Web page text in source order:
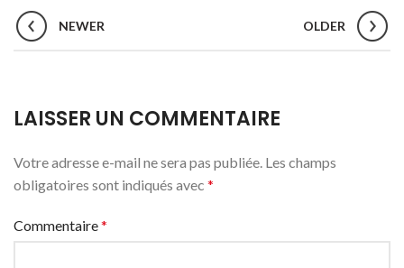
NEWER OLDER
LAISSER UN COMMENTAIRE
Votre adresse e-mail ne sera pas publiée. Les champs
obligatoires sont indiqués avec *
Commentaire*